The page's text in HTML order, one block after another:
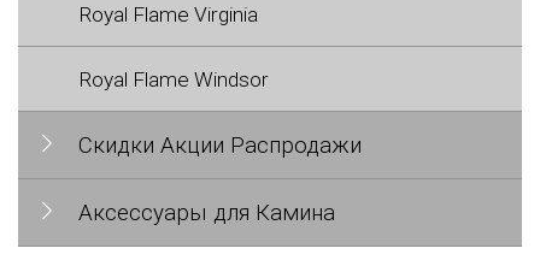
Royal Flame Virginia
Royal Flame Windsor
Скидки Акции Распродажи
Аксессуары для Камина